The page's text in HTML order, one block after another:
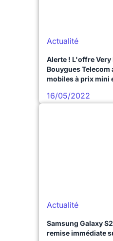
Actualité
Alerte ! L'offre Very
Bouygues
mobiles à prix mini
16/05/2022
Actualité
Samsung Galaxy
remise immédiate